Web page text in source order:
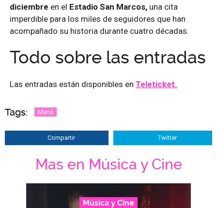
diciembre en el Estadio San Marcos, una cita
imperdible para los miles de seguidores que han
acompañado su historia durante cuatro décadas.
Todo sobre las entradas
Las entradas están disponibles en Teleticket.
Tags: Maná
Compartir Twitter
Mas en Música y Cine
Música y Cine